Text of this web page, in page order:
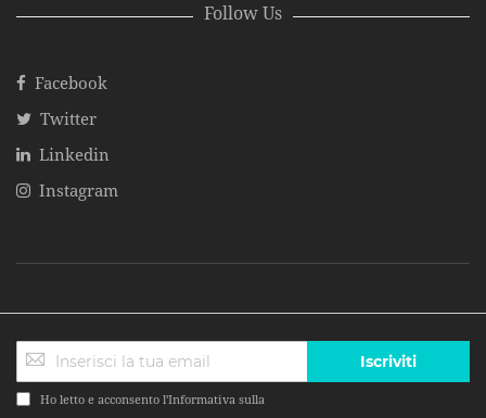
Follow Us
Facebook
Twitter
Linkedin
Instagram
Ho letto e acconsento l'Informativa sulla
Iscriviti